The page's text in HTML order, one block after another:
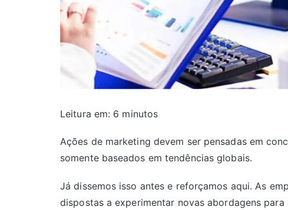
Leitura em: 6 minutos
Ações de marketing devem ser pensadas em
somente baseados em tendências globais.
Já dissemos isso antes e reforçamos aqui. As
dispostas a experimentar novas abordagens